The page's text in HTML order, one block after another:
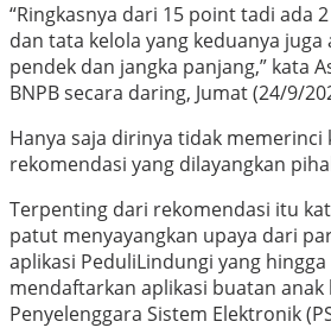
“Ringkasnya dari 15 point tadi ada
dan tata kelola yang keduanya juga
pendek dan jangka panjang,” kata
BNPB secara daring, Jumat (24/9/
Hanya saja dirinya tidak memerinci
rekomendasi yang dilayangkan
Terpenting dari rekomendasi itu
patut menyayangkan upaya dari
aplikasi PeduliLindungi yang hingga
mendaftarkan aplikasi buatan anak
Penyelenggara Sistem Elektronik